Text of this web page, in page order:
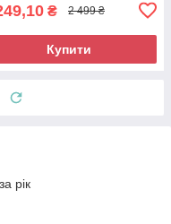
₴ 2 499 ₴
Купити
рік